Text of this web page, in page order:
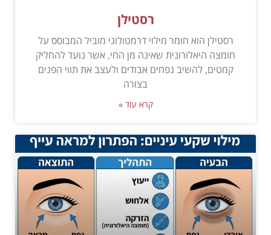
רסטילן
רסטילן הוא חומר מילוי דרמטולוגי מוביל המבוסס על
חומצה היאלורונית שאינה מן החי, אשר נועד להחליק
קמטים, להשיב נפחים אבודים ולעצב את תווי הפנים
בצורה
קרא עוד »